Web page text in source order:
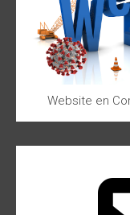
Website en